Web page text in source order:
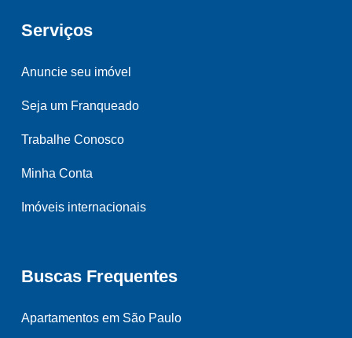
Serviços
Anuncie seu imóvel
Seja um Franqueado
Trabalhe Conosco
Minha Conta
Imóveis internacionais
Buscas Frequentes
Apartamentos em São Paulo